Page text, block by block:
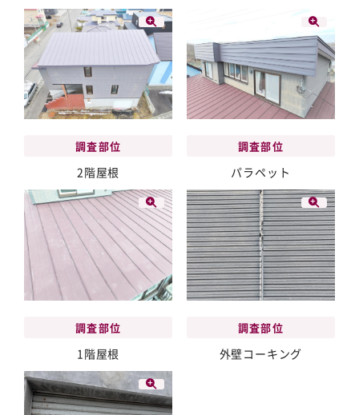
調査部位
2階屋根
調査部位
パラペット
調査部位
1階屋根
調査部位
外壁コーキング